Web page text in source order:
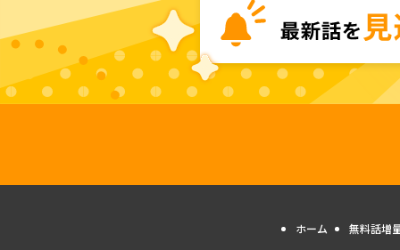
ホーム 無料話増